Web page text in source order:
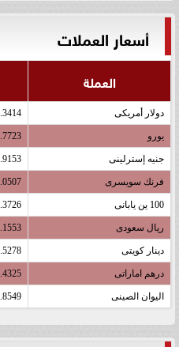
أسعار العملات
العملة
دولار أمريكى
يورو
جنيه إسترلينى
فرنك سويسرى
100 ين يابانى
ريال سعودى
دينار كويتى
درهم اماراتى
اليوان الصينى